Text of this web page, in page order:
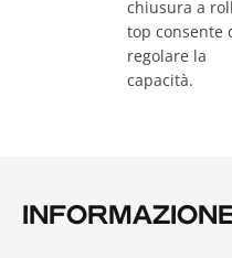
chiusura a
top consente
regolare la
capacità.